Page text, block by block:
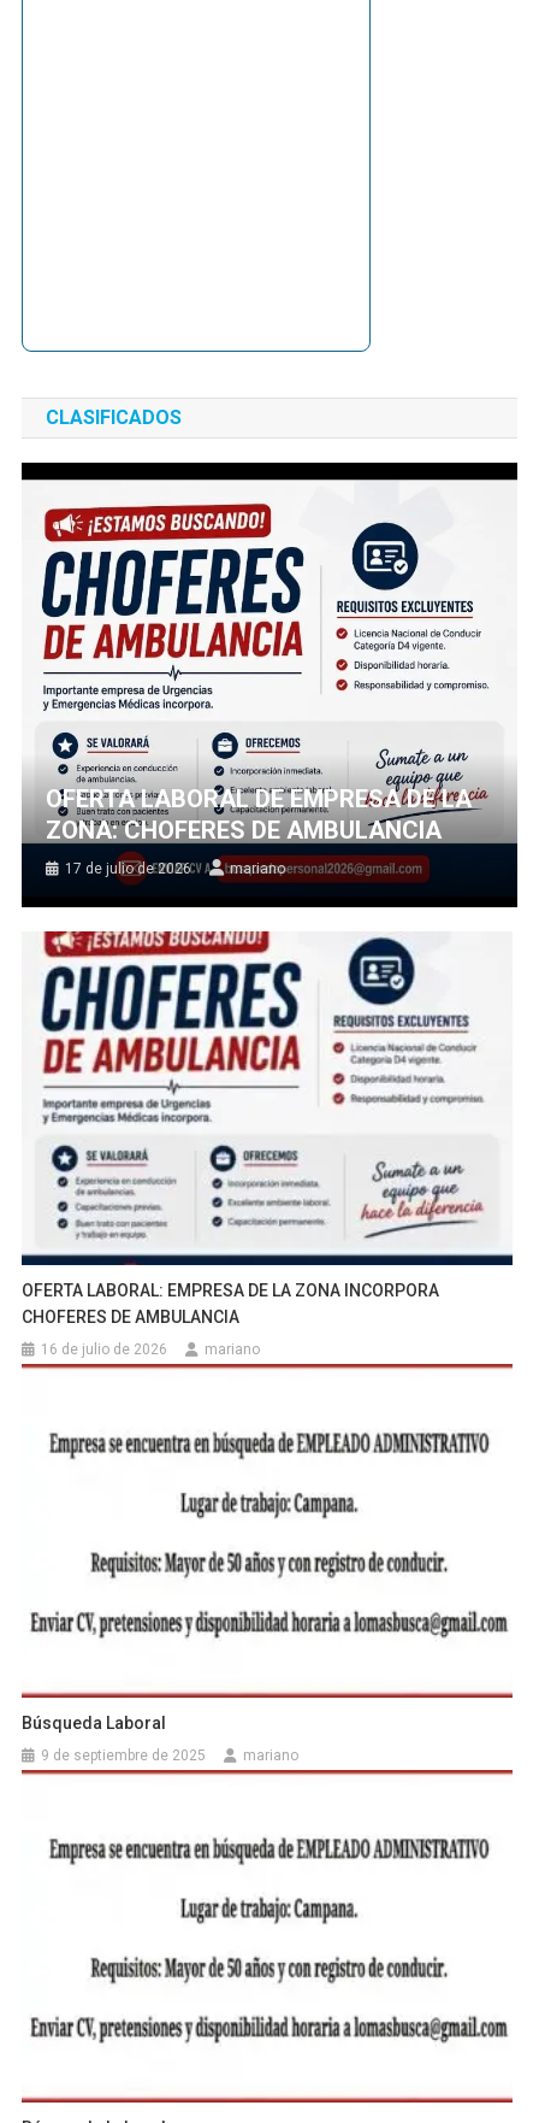
CLASIFICADOS
OFERTA LABORAL DE EMPRESA DE LA
ZONA: CHOFERES DE AMBULANCIA
17 de julio de 2026 mariano
OFERTA LABORAL: EMPRESA DE LA ZONA INCORPORA
CHOFERES DE AMBULANCIA
16 de julio de 2026 mariano
Búsqueda Laboral
9 de septiembre de 2025 mariano